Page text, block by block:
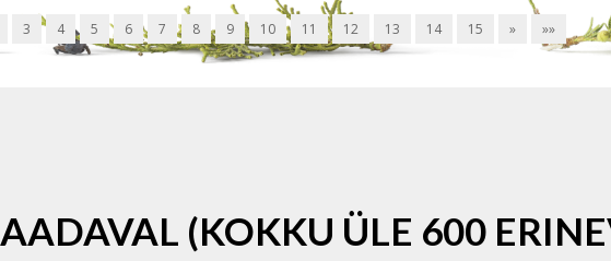
3 4 5 6 7 8 9 10 11 12 13 14 15 » »»
(KOKKU ÜLE 600